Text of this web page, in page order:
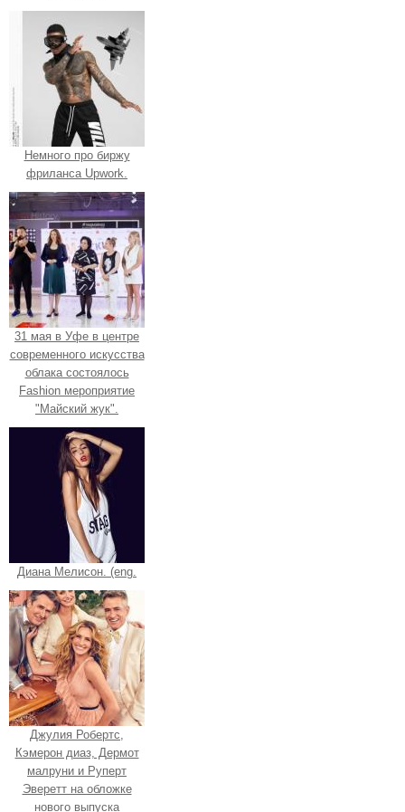
Немного про биржу
фриланса Upwork.
31 мая в Уфе в центре
современного искусства
облака состоялось
Fashion мероприятие
"Майский жук".
Диана Мелисон. (eng.
Джулия Робертс,
Кэмерон диаз, Дермот
малруни и Руперт
Эверетт на обложке
нового выпуска